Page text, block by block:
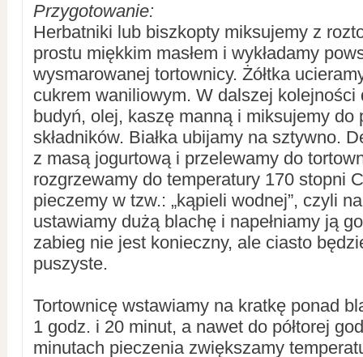
Przygotowanie:
Herbatniki lub biszkopty miksujemy z
prostu miękkim masłem i wykładamy
wysmarowanej tortownicy. Żółtka
cukrem waniliowym. W dalszej kolejności
budyń, olej, kaszę manną i miksujemy do
składników. Białka ubijamy na sztywno.
z masą jogurtową i przelewamy do
rozgrzewamy do temperatury 170 stopni
pieczemy w tzw.: „kąpieli wodnej”, czyli
ustawiamy dużą blachę i napełniamy ją
zabieg nie jest konieczny, ale ciasto
puszyste.
Tortownicę wstawiamy na kratkę ponad
1 godz. i 20 minut, a nawet do półtorej
minutach pieczenia zwiększamy